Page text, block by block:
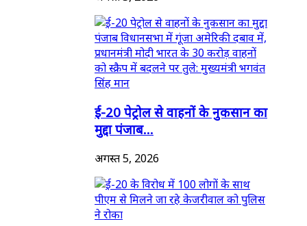
ई-20 पेट्रोल से वाहनों के नुकसान का
मुद्दा पंजाब...
अगस्त 5, 2026